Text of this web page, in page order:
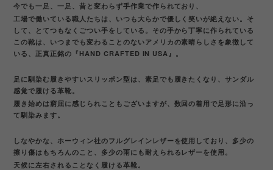
今でも一足、一足、昔と変わらず手作業で作られており、
工場で働いている職人たちは、いつも大らかで優しく笑いが絶えない。そ
して、とてつもなくごつい手をしている。その手から丁寧に作られている
この靴は、いつまでも変わることのないアメリカの素晴らしさを象徴して
いる、正真正銘の『HAND CRAFTED IN USA』。
足に馴染む履きやすいスリッポン型は、素足でも履きたくなり、サンダル
感覚で履ける革靴。
履き始めは窮屈に感じられこともございますが、数回の着用で足形に沿っ
て馴染みます。
しなやかな、ホーウィン社のフルグレインレザーを使用しており、多少の
擦り傷はもちろんのこと、多少の雨にも耐えられるレザーを使用。
天候に左右されることなく履ける革靴。